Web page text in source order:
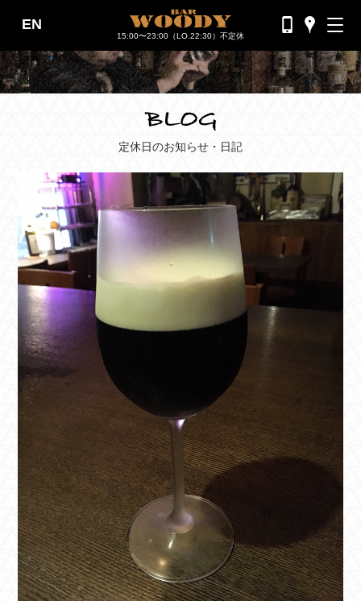
バーウッディTOP
バー ウッディについて
メニュー＆料金
おすすめカクテル
フォトギャラリー
ブログ
EN
15:00〜23:00（LO.22:30）不定休
定休日のお知らせ・日記